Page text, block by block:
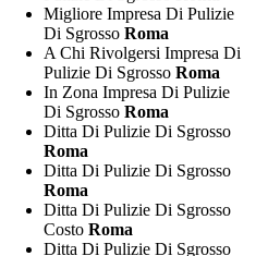
Migliore Impresa Di Pulizie
Di Sgrosso Roma
A Chi Rivolgersi Impresa Di
Pulizie Di Sgrosso Roma
In Zona Impresa Di Pulizie
Di Sgrosso Roma
Ditta Di Pulizie Di Sgrosso
Roma
Ditta Di Pulizie Di Sgrosso
Roma
Ditta Di Pulizie Di Sgrosso
Costo Roma
Ditta Di Pulizie Di Sgrosso